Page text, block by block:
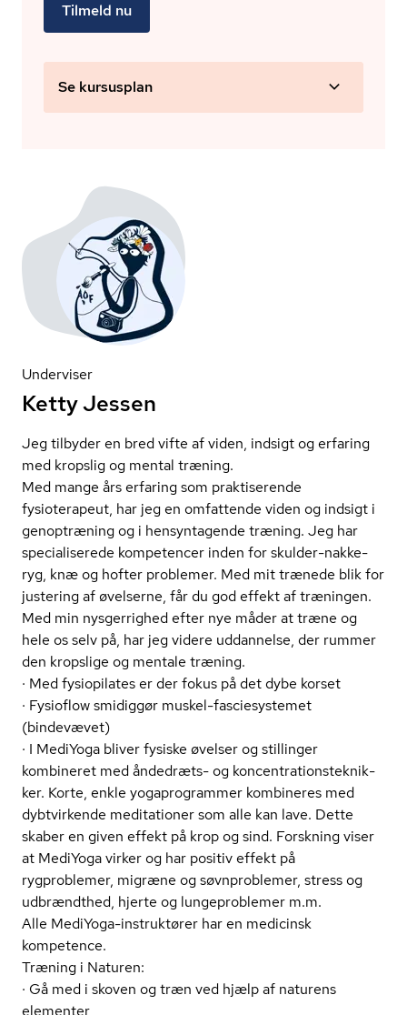
Tilmeld nu
Se kursusplan
Underviser
Ketty Jessen
Jeg tilbyder en bred vifte af viden, indsigt og erfaring
med kropslig og mental træning.
Med mange års erfaring som praktiserende
fysioterapeut, har jeg en omfattende viden og indsigt i
genoptræning og i hensyntagende træning. Jeg har
specialiserede kompetencer inden for skulder-nakke-
ryg, knæ og hofter problemer. Med mit trænede blik for
justering af øvelserne, får du god effekt af træningen.
Med min nysgerrighed efter nye måder at træne og
hele os selv på, har jeg videre uddannelse, der rummer
den kropslige og mentale træning.
· Med fysiopilates er der fokus på det dybe korset
· Fysioflow smidiggør muskel-fasciesystemet
(bindevævet)
· I MediYoga bliver fysiske øvelser og stillinger
kombineret med åndedræts- og kon­cen­tra­tions­tek­nik­
ker. Korte, enkle yogaprogrammer kombineres med
dybtvirkende meditationer som alle kan lave. Dette
skaber en given effekt på krop og sind. Forskning viser
at MediYoga virker og har positiv effekt på
rygproblemer, migræne og søvnproblemer, stress og
udbrændthed, hjerte og lungeproblemer m.m.
Alle MediYoga-instruktører har en medicinsk
kompetence.
Træning i Naturen:
· Gå med i skoven og træn ved hjælp af naturens
elementer